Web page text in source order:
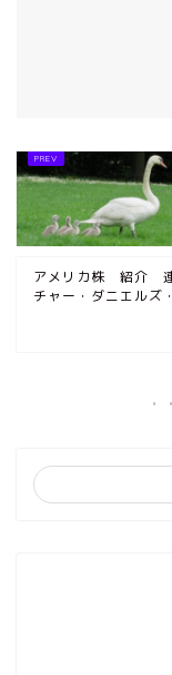
アメリカ株 紹介
チャー・ダニエルズ